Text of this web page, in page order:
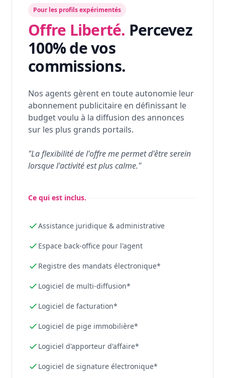
Pour les profils expérimentés
Offre Liberté. Percevez
100% de vos
commissions.
Nos agents gèrent en toute autonomie leur
abonnement publicitaire en définissant le
budget voulu à la diffusion des annonces
sur les plus grands portails.
"La flexibilité de l'offre me permet d'être serein
lorsque l'activité est plus calme."
Ce qui est inclus.
Assistance juridique & administrative
Espace back-office pour l'agent
Registre des mandats électronique*
Logiciel de multi-diffusion*
Logiciel de facturation*
Logiciel de pige immobilière*
Logiciel d'apporteur d'affaire*
Logiciel de signature électronique*